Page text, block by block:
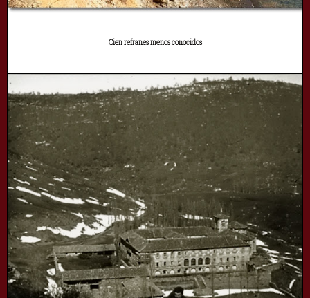
Cien refranes menos conocidos